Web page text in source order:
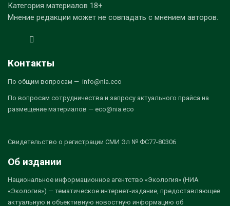
Категория материалов 18+
Мнение редакции может не совпадать с мнением авторов.
Контакты
По общим вопросам — info@nia.eco
По вопросам сотрудничества и запросу актуального прайса на
размещение материалов — eco@nia.eco
Свидетельство о регистрации СМИ Эл № ФС77-80306
Об издании
Национальное информационное агентство «Экология» (НИА
«Экология») — тематическое интернет-издание, предоставляющее
актуальную и объективную новостную информацию об